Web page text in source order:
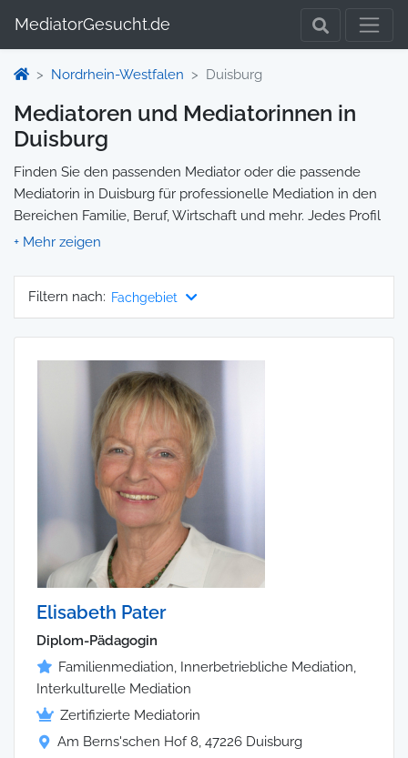
MediatorGesucht.de
Nordrhein-Westfalen Duisburg
Mediatoren und Mediatorinnen in
Duisburg
Finden Sie den passenden Mediator oder die passende
Mediatorin in Duisburg für professionelle Mediation in den
Bereichen Familie, Beruf, Wirtschaft und mehr. Jedes Profil
enthält Informationen zu Qualifikationen und
Ihre Mediation auswählen und direkt kontaktieren können.
Wir selbst vermitteln keine Mediationen, sondern stellen die
Filtern nach: Fachgebiet
Elisabeth Pater
Diplom-Pädagogin
Familienmediation, Innerbetriebliche Mediation,
Interkulturelle Mediation
Zertifizierte Mediatorin
Am Berns'schen Hof 8, 47226 Duisburg